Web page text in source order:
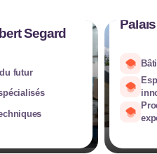
Segard
futur